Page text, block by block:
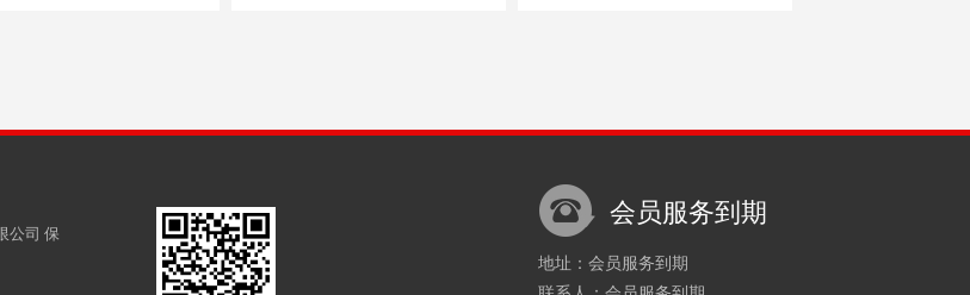
公司 保
会员服务到期
地址：会员服务到期